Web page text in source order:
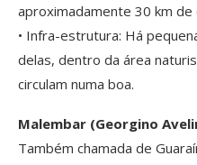
aproximadamente 30 km
• Infra-estrutura: Há
delas, dentro da área
circulam numa boa.
Malembar (Georgino
Também chamada de